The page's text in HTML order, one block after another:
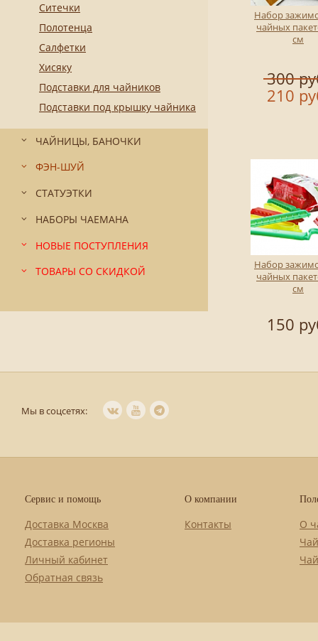
Ситечки
Полотенца
Салфетки
Хисяку
Подставки для чайников
Подставки под крышку чайника
ЧАЙНИЦЫ, БАНОЧКИ
ФЭН-ШУЙ
СТАТУЭТКИ
НАБОРЫ ЧАЕМАНА
НОВЫЕ ПОСТУПЛЕНИЯ
ТОВАРЫ СО СКИДКОЙ
Набор
чайных
см
300
210
Набор
чайных
см
150
Мы в соцсетях:
Сервис и помощь
Доставка Москва
Доставка регионы
Личный кабинет
Обратная связь
О компании
Контакты
О